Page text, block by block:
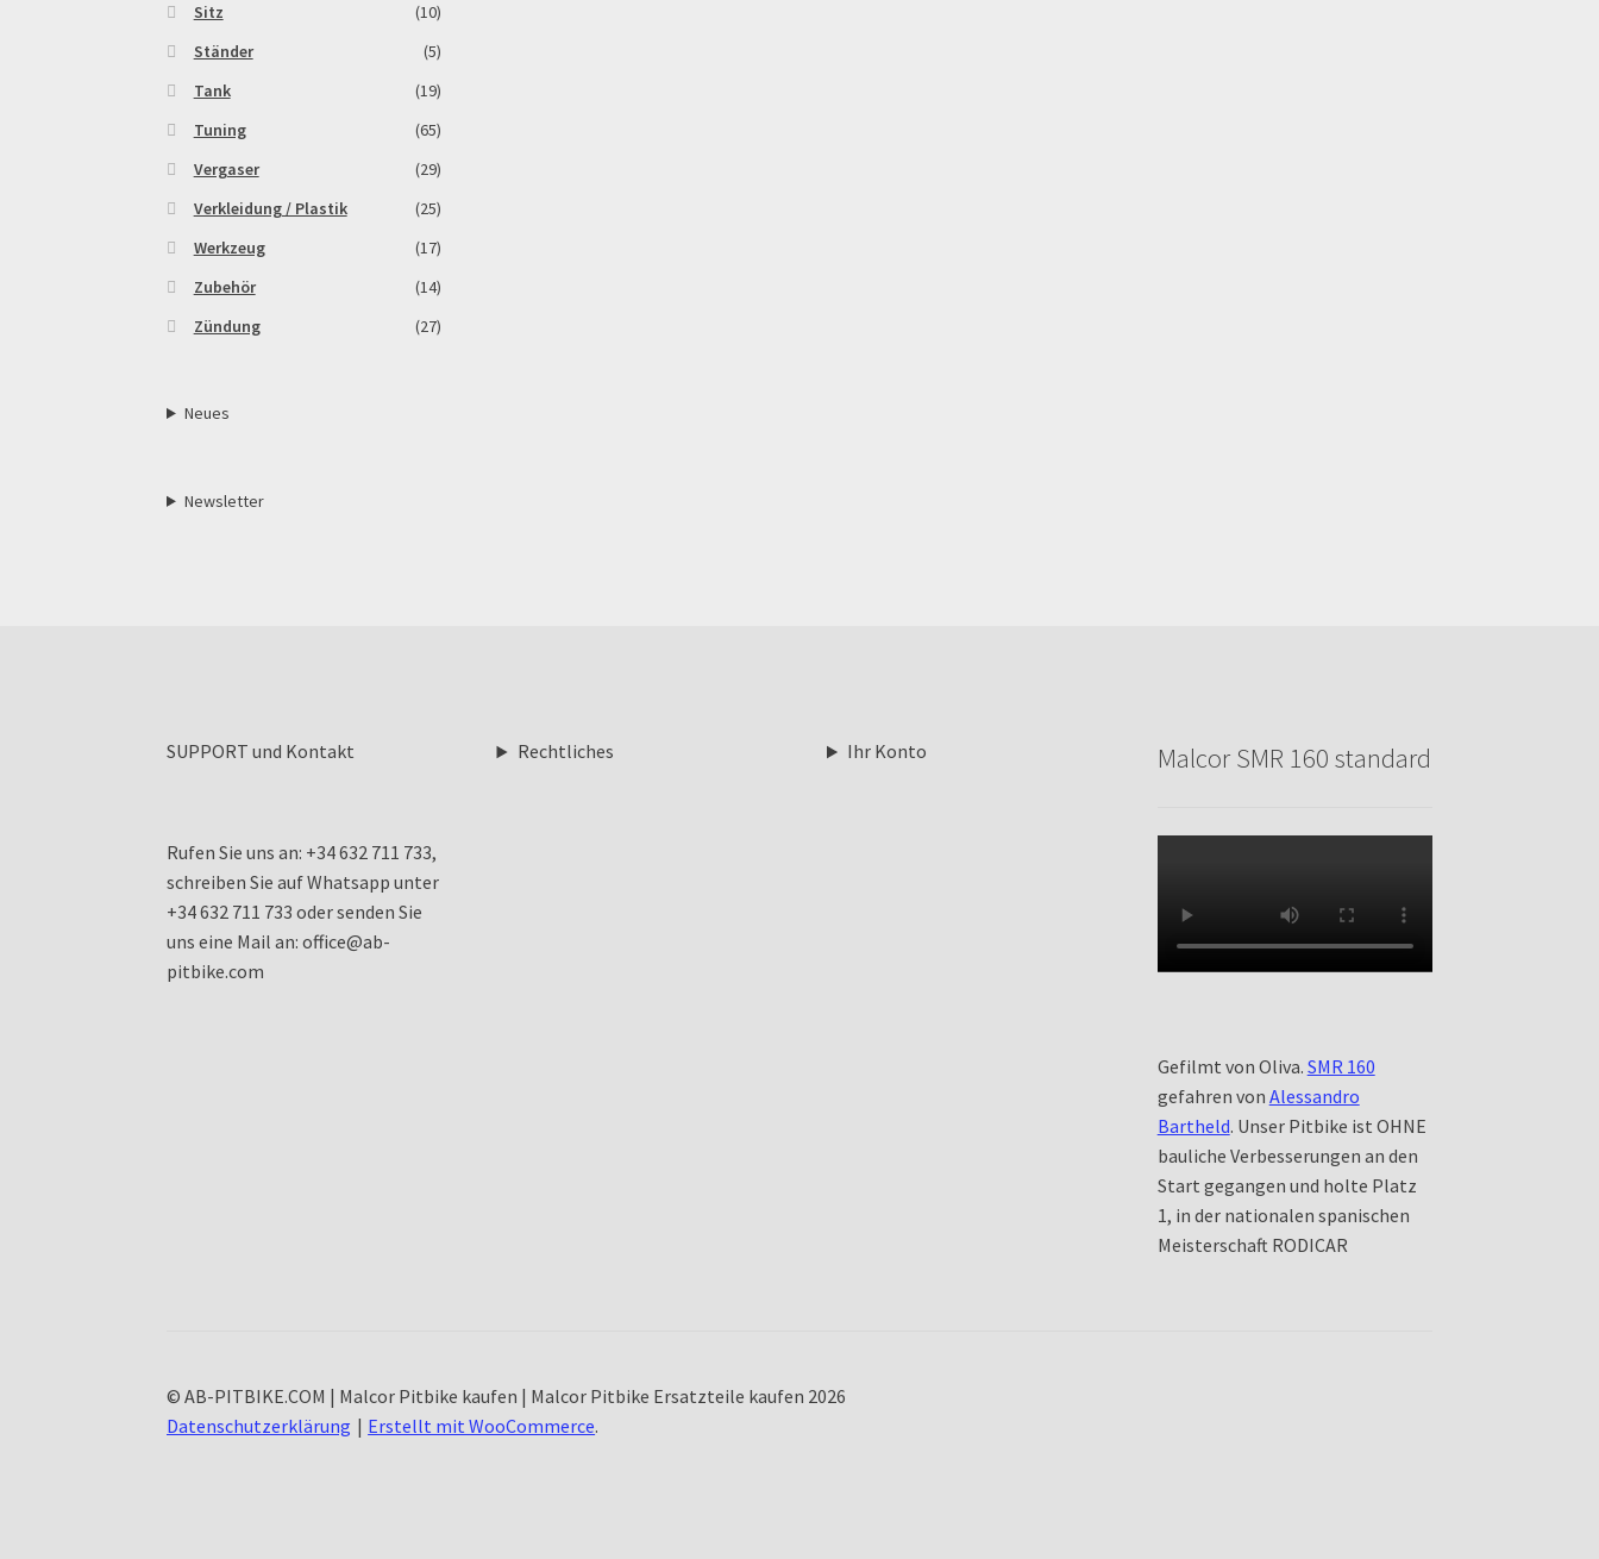
Sitz
(10)
Ständer
(5)
Tank
(19)
Tuning
(65)
Vergaser
(29)
Verkleidung / Plastik
(25)
Werkzeug
(17)
Zubehör
(14)
Zündung
(27)
Neues
Newsletter
SUPPORT und Kontakt
Rufen Sie uns an: +34 632 711 733,
schreiben Sie auf Whatsapp unter
+34 632 711 733 oder senden Sie
uns eine Mail an: office@ab-
pitbike.com
Rechtliches Ihr Konto Malcor SMR 160 standard
Gefilmt von Oliva. SMR 160
gefahren von Alessandro
Bartheld. Unser Pitbike ist OHNE
bauliche Verbesserungen an den
Start gegangen und holte Platz
1, in der nationalen spanischen
Meisterschaft RODICAR
© AB-PITBIKE.COM | Malcor Pitbike kaufen | Malcor Pitbike Ersatzteile kaufen 2026
Datenschutzerklärung
Erstellt mit WooCommerce.